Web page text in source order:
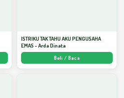
ISTRIKU TAK TAHU AKU PENGUSAHA
EMAS - Arda Dinata
Beli / Baca